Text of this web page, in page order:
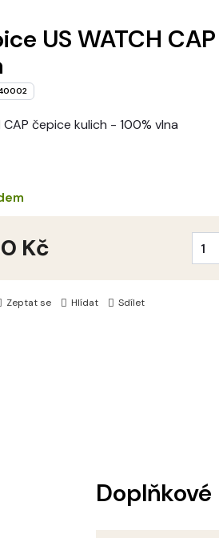
CAP čepice kulich - 100% vlna
Zeptat se Hlídat Sdílet
US WATCH
Kč